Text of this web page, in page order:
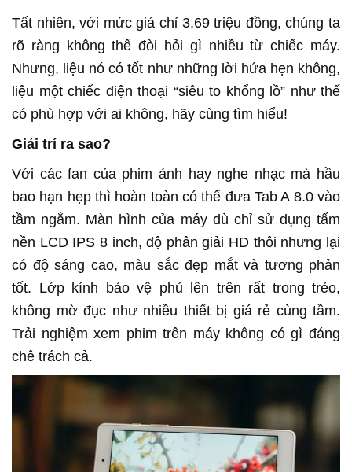
Tất nhiên, với mức giá chỉ 3,69 triệu đồng, chúng ta
rõ ràng không thể đòi hỏi gì nhiều từ chiếc máy.
Nhưng, liệu nó có tốt như những lời hứa hẹn không,
liệu một chiếc điện thoại “siêu to khổng lồ” như thế
có phù hợp với ai không, hãy cùng tìm hiểu!
Giải trí ra sao?
Với các fan của phim ảnh hay nghe nhạc mà hầu
bao hạn hẹp thì hoàn toàn có thể đưa Tab A 8.0 vào
tầm ngắm. Màn hình của máy dù chỉ sử dụng tấm
nền LCD IPS 8 inch, độ phân giải HD thôi nhưng lại
có độ sáng cao, màu sắc đẹp mắt và tương phản
tốt. Lớp kính bảo vệ phủ lên trên rất trong trẻo,
không mờ đục như nhiều thiết bị giá rẻ cùng tầm.
Trải nghiệm xem phim trên máy không có gì đáng
chê trách cả.